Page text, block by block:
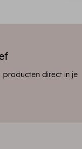
direct in je